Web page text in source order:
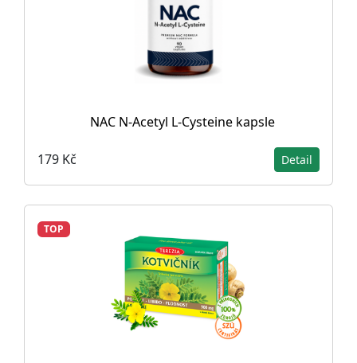
NAC N-Acetyl L-Cysteine ​​kapsle
179 Kč Detail
TOP